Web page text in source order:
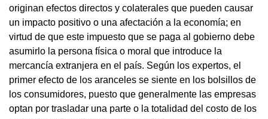
originan efectos directos y colaterales que pueden causar
un impacto positivo o una afectación a la economía; en
virtud de que este impuesto que se paga al gobierno debe
asumirlo la persona física o moral que introduce la
mercancía extranjera en el país. Según los expertos, el
primer efecto de los aranceles se siente en los bolsillos de
los consumidores, puesto que generalmente las empresas
optan por trasladar una parte o la totalidad del costo de los